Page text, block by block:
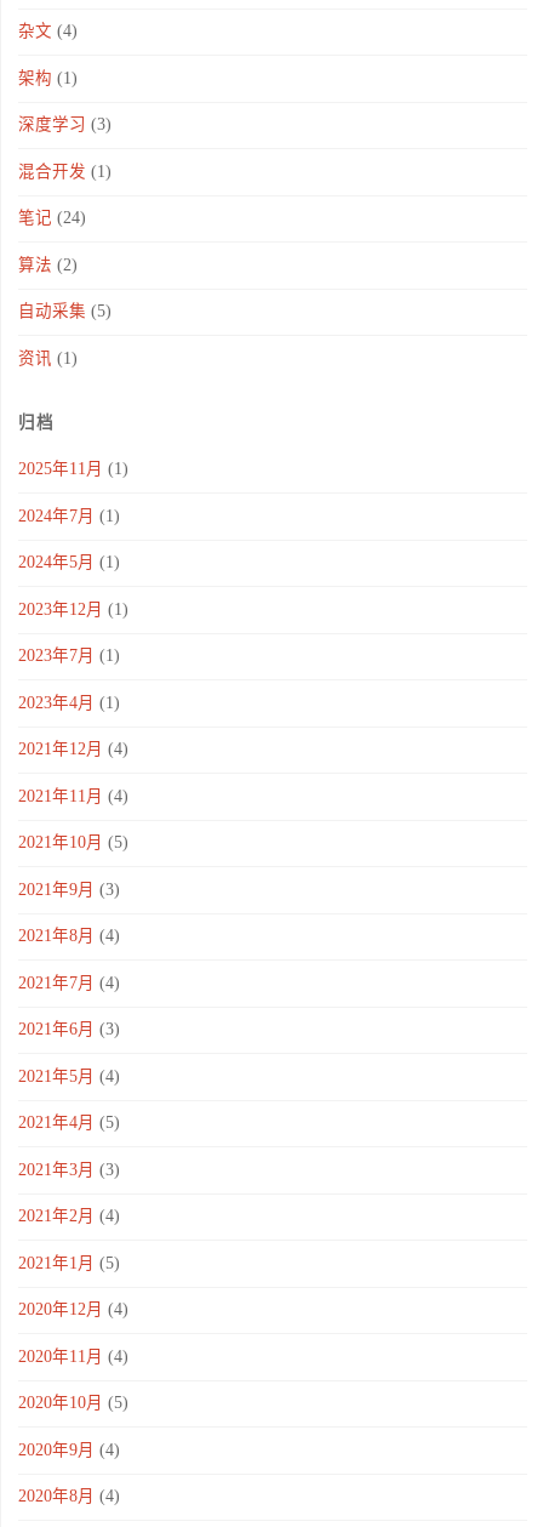
杂文 (4)
架构 (1)
深度学习 (3)
混合开发 (1)
笔记 (24)
算法 (2)
自动采集 (5)
资讯 (1)
归档
2025年11月 (1)
2024年7月 (1)
2024年5月 (1)
2023年12月 (1)
2023年7月 (1)
2023年4月 (1)
2021年12月 (4)
2021年11月 (4)
2021年10月 (5)
2021年9月 (3)
2021年8月 (4)
2021年7月 (4)
2021年6月 (3)
2021年5月 (4)
2021年4月 (5)
2021年3月 (3)
2021年2月 (4)
2021年1月 (5)
2020年12月 (4)
2020年11月 (4)
2020年10月 (5)
2020年9月 (4)
2020年8月 (4)